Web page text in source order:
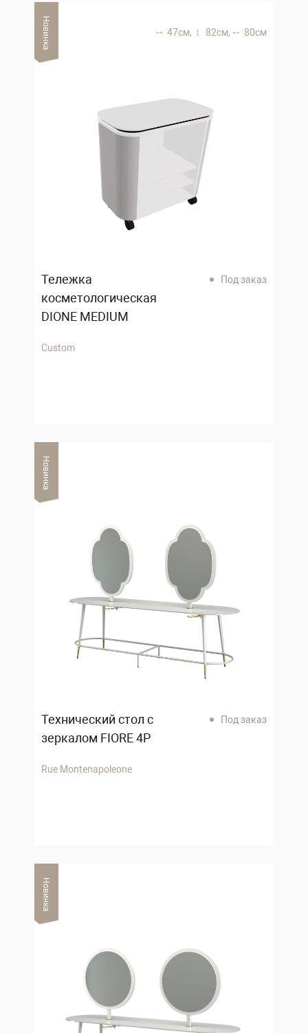
Новинка 47 см, 82 см, 80 см
Тележка
косметологическая
DIONE MEDIUM
Под заказ
Custom
Новинка
Технический стол с
зеркалом FIORE 4P
Под заказ
Rue Montenapoleone
Новинка